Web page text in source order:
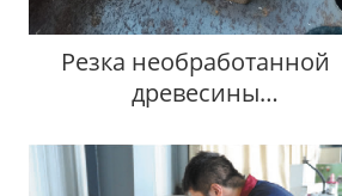
Резка необработанной
древесины
листа продукты